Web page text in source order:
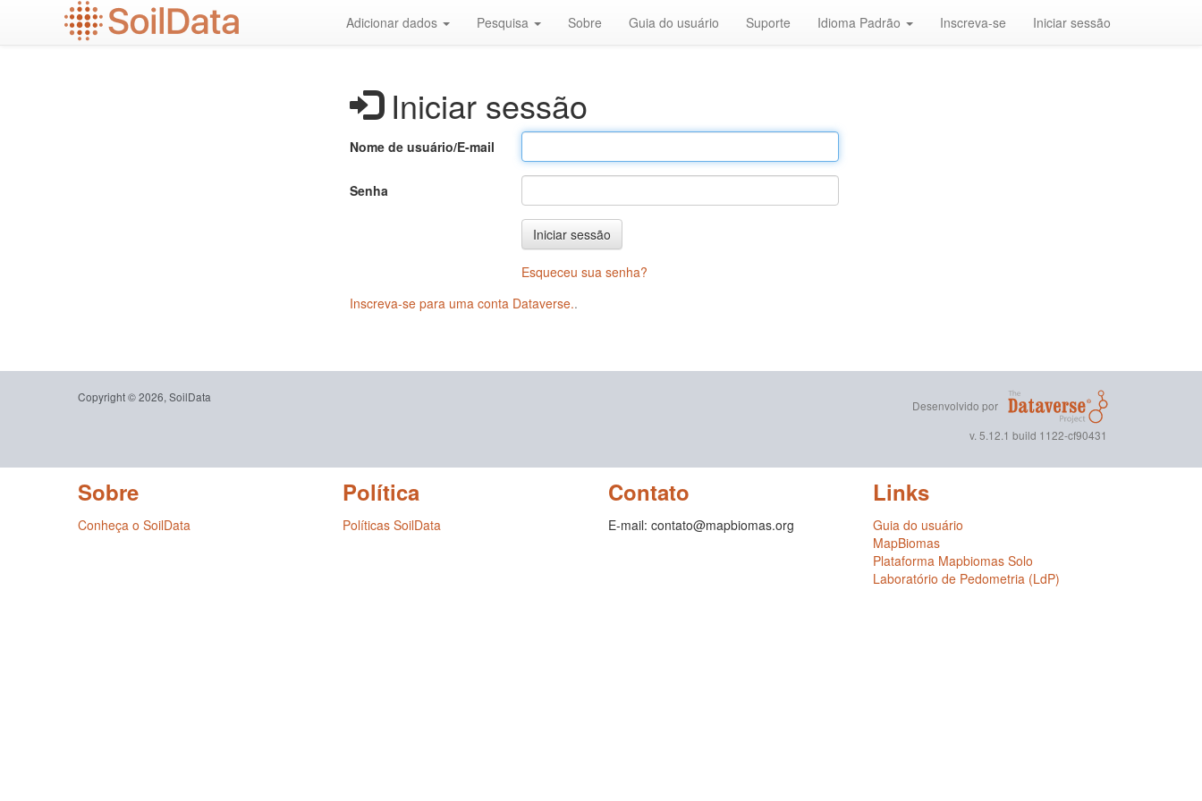
Adicionar dados Pesquisa Sobre Guia do usuário Suporte Idioma Padrão Inscreva-se Iniciar sessão
Iniciar sessão
Nome de usuário/E-mail
Senha
Iniciar sessão
Esqueceu sua senha?
Inscreva-se para uma conta Dataverse..
Copyright © 2026, SoilData
Desenvolvido por
v. 5.12.1 build 1122-cf90431
Sobre
Conheça o SoilData
Política
Políticas SoilData
Contato
E-mail: contato@mapbiomas.org
Links
Guia do usuário
MapBiomas
Plataforma Mapbiomas Solo
Laboratório de Pedometria (LdP)